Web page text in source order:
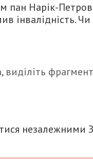
пан Нарік-
інвалідність.
фрагмент
незалежними